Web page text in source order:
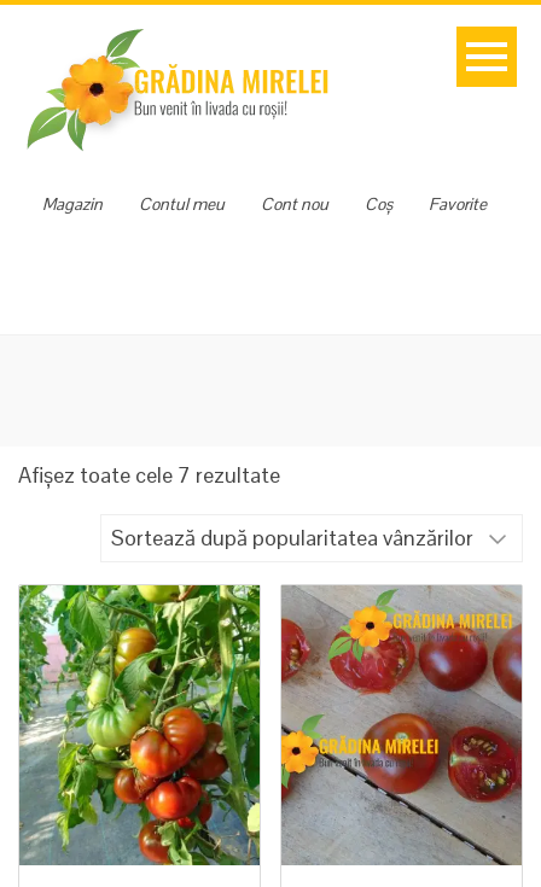
Favorite
Coș
Cont nou
Contul meu
Magazin
Afișez toate cele 7 rezultateSortat
popularitate